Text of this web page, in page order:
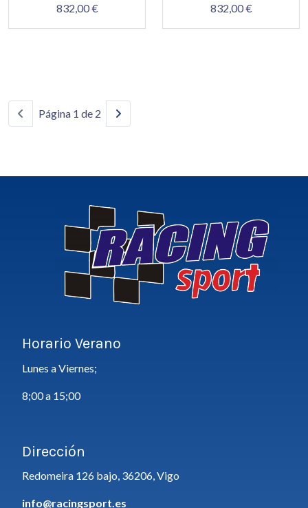
832,00 €
832,00 €
Página 1 de 2
Horario Verano
Lunes a Viernes;
8;00 a 15;00
Dirección
Redomeira 126 bajo, 36206, Vigo
info@racingsport.es